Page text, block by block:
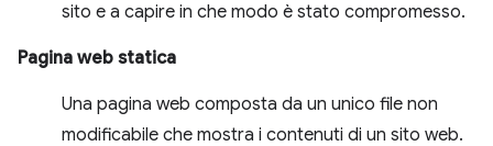
sito e a capire in che modo è stato compromesso.
Pagina web statica
Una pagina web composta da un unico file non
modificabile che mostra i contenuti di un sito web.